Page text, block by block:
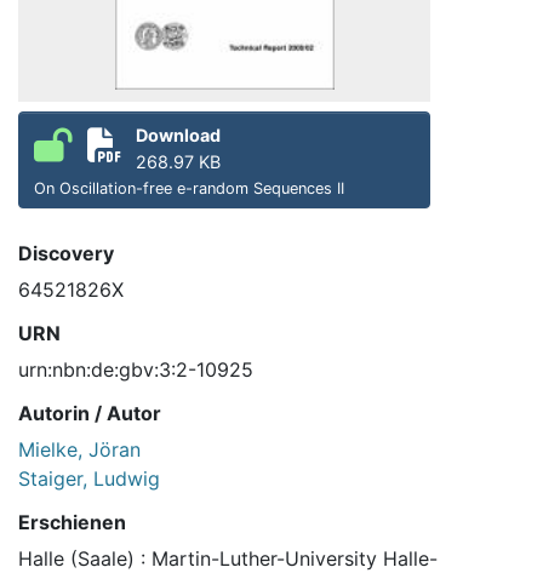
Download
268.97 KB
On Oscillation-free e-random Sequences II
Discovery
64521826X
URN
urn:nbn:de:gbv:3:2-10925
Autorin / Autor
Mielke, Jöran
Staiger, Ludwig
Erschienen
Halle (Saale) : Martin-Luther-University Halle-